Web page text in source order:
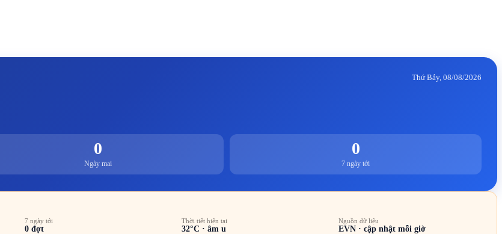
Thứ Bảy, 08/08/2026
0
Ngày mai
0
7 ngày tới
7 ngày tới
0 đợt
Thời tiết hiện tại
32°C · âm u
Nguồn dữ liệu
EVN · cập nhật mỗi giờ